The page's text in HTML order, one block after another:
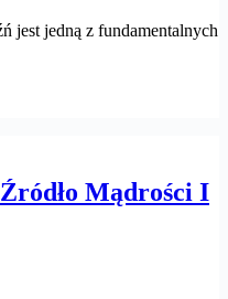
jest jedną z fundamentalnych
Mądrości I